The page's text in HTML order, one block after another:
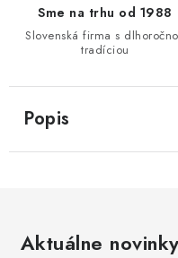
Sme na trhu od 1988
Slovenská firma s
tradíciou
Popis
Aktuálne